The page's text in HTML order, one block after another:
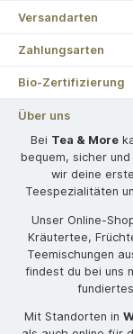
Versandarten
Zahlungsarten
Bio-Zertifizierung
Über uns
Bei Tea & More
bequem, sicher
wir deine
Teespezialitäten
Unser Online-
Kräutertee,
Teemischungen
findest du bei uns
Mit Standorten in